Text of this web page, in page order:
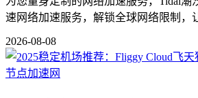
速网络加速服务，解锁全球网络限制，
2026-08-08